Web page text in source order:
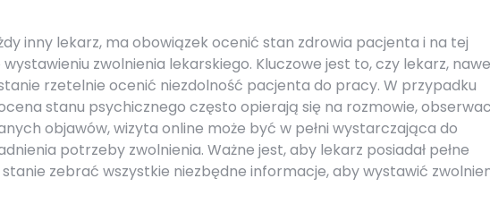
inny lekarz, ma obowiązek ocenić stan zdrowia pacjenta i na tej
zwolnienia lekarskiego. Kluczowe jest to, czy lekarz,
rzetelnie ocenić niezdolność pacjenta do pracy. W przypadku
stanu psychicznego często opierają się na rozmowie,
objawów, wizyta online może być w pełni wystarczająca do
potrzeby zwolnienia. Ważne jest, aby lekarz posiadał pełne
zebrać wszystkie niezbędne informacje, aby wystawić